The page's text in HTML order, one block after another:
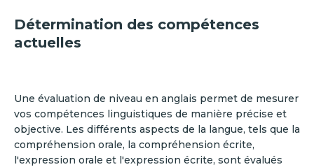
Détermination des compétences
actuelles
Une évaluation de niveau en anglais permet de mesurer
vos compétences linguistiques de manière précise et
objective. Les différents aspects de la langue, tels que la
compréhension orale, la compréhension écrite,
l'expression orale et l'expression écrite, sont évalués